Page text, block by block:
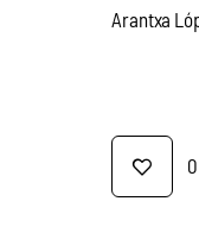
Arantxa
0